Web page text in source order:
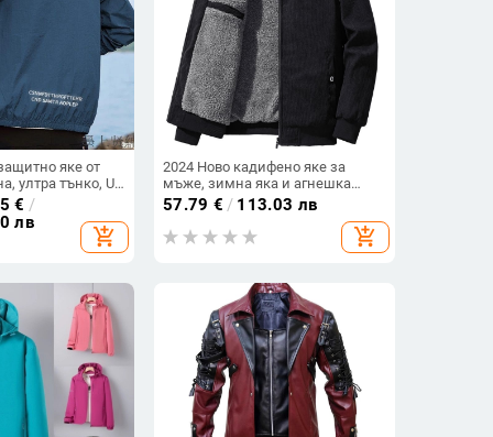
яке от
ултра тънко, UV
и универсално
€ /
лв
add_shopping_cart
2024 Ново кадифено яке за
мъже, зимна яка и агнешка
кожа с подплата от полар,
удебелени мъжки топли
памучни дрехи
57.79 € / 113.03 лв
add_shopping_cart